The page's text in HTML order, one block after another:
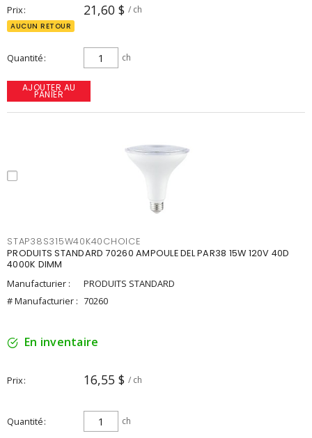
Prix 21,60 $ / ch
AUCUN RETOUR
Quantité ch
AJOUTER AU
PANIER
STAP38S315W40K40CHOICE
PRODUITS STANDARD 70260 AMPOULE DEL PAR38 15W 120V 40D
4000K DIMM
Manufacturier :
PRODUITS STANDARD
# Manufacturier : 70260
En inventaire
Prix 16,55 $ / ch
Quantité ch